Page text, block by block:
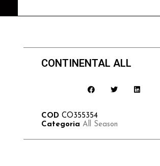
CONTINENTAL ALL
COD CO355354
Categoria All Season